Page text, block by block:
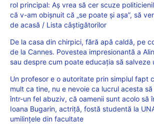
rol principal: Aș vrea să cer scuze
că v-am obișnuit că „se poate și așa”, să
de acasă / Lista câștigătorilor
De la casa din chirpici, fără apă caldă, pe
de la Cannes. Povestea impresionantă a
sau despre cum poate educația să salveze
Un profesor e o autoritate prin simplul fapt
mult ca tine, nu e nevoie ca lucrul acesta
într-un fel abuziv, că oamenii sunt acolo să
Ioana Bugarin, actriță, fostă studentă la
umilințele din facultate